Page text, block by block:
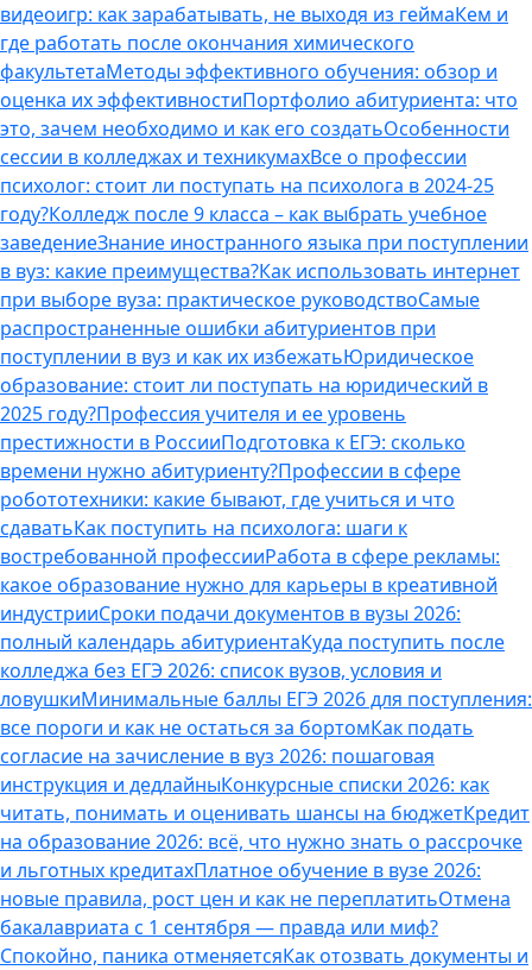
видеоигр: как зарабатывать, не выходя из геймаКем и
где работать после окончания химического
факультетаМетоды эффективного обучения: обзор и
оценка их эффективностиПортфолио абитуриента: что
это, зачем необходимо и как его создатьОсобенности
сессии в колледжах и техникумахВсе о профессии
психолог: стоит ли поступать на психолога в 2024-25
году?Колледж после 9 класса – как выбрать учебное
заведениеЗнание иностранного языка при поступлении
в вуз: какие преимущества?Как использовать интернет
при выборе вуза: практическое руководствоСамые
распространенные ошибки абитуриентов при
поступлении в вуз и как их избежатьЮридическое
образование: стоит ли поступать на юридический в
2025 году?Профессия учителя и ее уровень
престижности в РоссииПодготовка к ЕГЭ: сколько
времени нужно абитуриенту?Профессии в сфере
робототехники: какие бывают, где учиться и что
сдаватьКак поступить на психолога: шаги к
востребованной профессииРабота в сфере рекламы:
какое образование нужно для карьеры в креативной
индустрииСроки подачи документов в вузы 2026:
полный календарь абитуриентаКуда поступить после
колледжа без ЕГЭ 2026: список вузов, условия и
ловушкиМинимальные баллы ЕГЭ 2026 для поступления:
все пороги и как не остаться за бортомКак подать
согласие на зачисление в вуз 2026: пошаговая
инструкция и дедлайныКонкурсные списки 2026: как
читать, понимать и оценивать шансы на бюджетКредит
на образование 2026: всё, что нужно знать о рассрочке
и льготных кредитахПлатное обучение в вузе 2026:
новые правила, рост цен и как не переплатитьОтмена
бакалавриата с 1 сентября — правда или миф?
Спокойно, паника отменяетсяКак отозвать документы и